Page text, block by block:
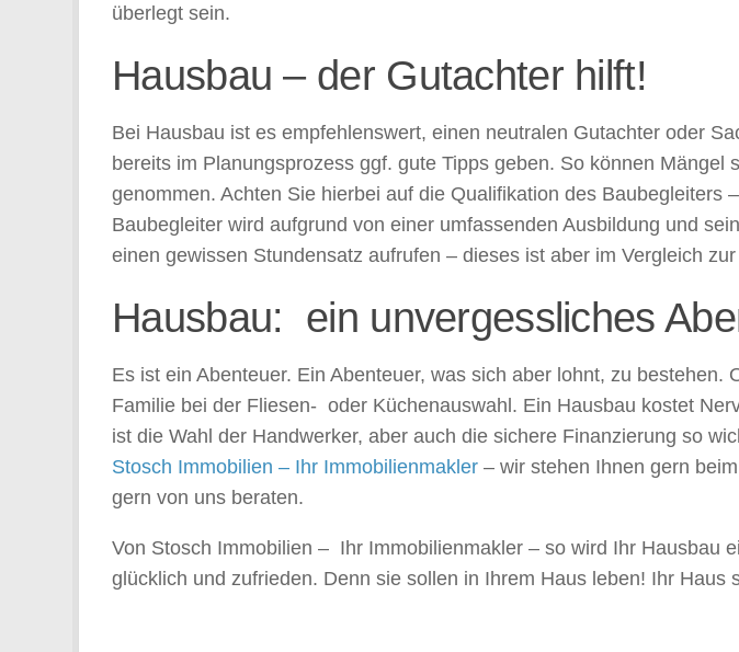
überlegt sein.
Hausbau – der Gutachter hilft!
Bei Hausbau ist es empfehlenswert, einen neutralen Gutachter oder
bereits im Planungsprozess ggf. gute Tipps geben. So können
genommen. Achten Sie hierbei auf die Qualifikation des
Baubegleiter wird aufgrund von einer umfassenden Ausbildung und
einen gewissen Stundensatz aufrufen – dieses ist aber im Vergleich
Hausbau: ein unvergessliches
Es ist ein Abenteuer. Ein Abenteuer, was sich aber lohnt, zu
Familie bei der Fliesen- oder Küchenauswahl. Ein Hausbau kostet
ist die Wahl der Handwerker, aber auch die sichere Finanzierung so
Stosch Immobilien – Ihr Immobilienmakler – wir stehen Ihnen gern
gern von uns beraten.
Von Stosch Immobilien – Ihr Immobilienmakler – so wird Ihr Hausbau
glücklich und zufrieden. Denn sie sollen in Ihrem Haus leben! Ihr Haus